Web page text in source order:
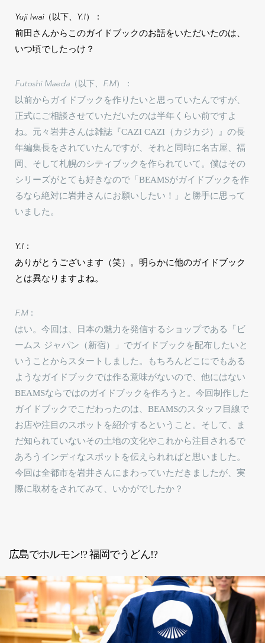
Yuji Iwai（以下、Y.I）：
前田さんからこのガイドブックのお話をいただいたのは、
いつ頃でしたっけ？
Futoshi Maeda（以下、F.M）：
以前からガイドブックを作りたいと思っていたんですが、
正式にご相談させていただいたのは半年くらい前ですよ
ね。元々岩井さんは雑誌『CAZI CAZI（カジカジ）』の長
年編集長をされていたんですが、それと同時に名古屋、福
岡、そして札幌のシティブックを作られていて。僕はその
シリーズがとても好きなので「BEAMSがガイドブックを作
るなら絶対に岩井さんにお願いしたい！」と勝手に思って
いました。
Y.I：
ありがとうございます（笑）。明らかに他のガイドブック
とは異なりますよね。
F.M：
はい。今回は、日本の魅力を発信するショップである「ビ
ームス ジャパン（新宿）」でガイドブックを配布したいと
いうことからスタートしました。もちろんどこにでもある
ようなガイドブックでは作る意味がないので、他にはない
BEAMSならではのガイドブックを作ろうと。今回制作した
ガイドブックでこだわったのは、BEAMSのスタッフ目線で
お店や注目のスポットを紹介するということ。そして、ま
だ知られていないその土地の文化やこれから注目されるで
あろうインディなスポットを伝えられればと思いました。
今回は全都市を岩井さんにまわっていただきましたが、実
際に取材をされてみて、いかがでしたか？
広島でホルモン!? 福岡でうどん!?